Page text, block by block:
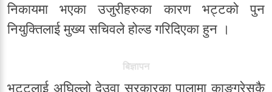
निकायमा भएका उजुरीहरुका कारण भट्टको पुन
नियुक्तिलाई मुख्य सचिवले होल्ड गरिदिएका हुन ।
बिज्ञापन
भट्टलाई अघिल्लो देउवा सरकारका पालामा काङ्ग्रेसकै